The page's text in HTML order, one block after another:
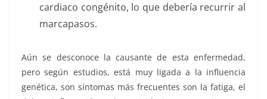
cardiaco congénito, lo que debería recurrir al
marcapasos.
Aún se desconoce la causante de esta enfermedad,
pero según estudios, está muy ligada a la influencia
genética, son síntomas más frecuentes son la fatiga, el